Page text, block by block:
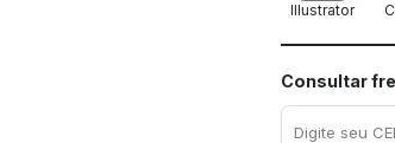
Illustrator
Consultar